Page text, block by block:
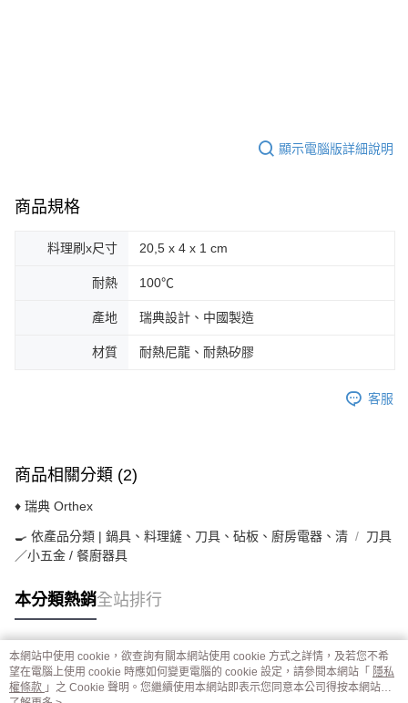
顯示電腦版詳細說明
商品規格
料理刷x尺寸 20,5 x 4 x 1 cm
耐熱 100℃
產地 瑞典設計、中國製造
材質 耐熱尼龍、耐熱矽膠
客服
商品相關分類 (2)
♦ 瑞典 Orthex
🍳 依產品分類 | 鍋具、料理鏟、刀具、砧板、廚房電器、清
刀具
／小五金 / 餐廚器具
本分類熱銷全站排行
熱門標籤
本網站中使用 cookie，欲查詢有關本網站使用 cookie 方式之詳情，及若您不希
望在電腦上使用 cookie 時應如何變更電腦的 cookie 設定，請參閱本網站「 隱私
權條款 」之 Cookie 聲明。您繼續使用本網站即表示您同意本公司得按本網站使